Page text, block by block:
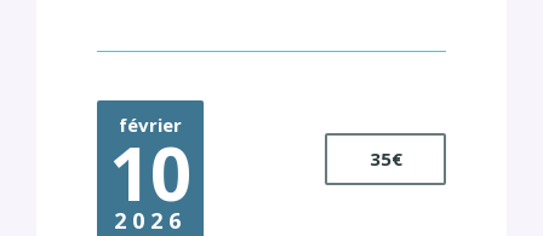
février
10
2026
35€